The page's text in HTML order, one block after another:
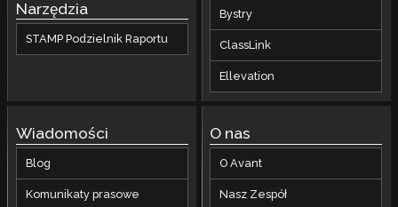
Narzędzia
STAMP Podzielnik Raportu
Bystry
ClassLink
Ellevation
Wiadomości
Blog
Komunikaty prasowe
O nas
O Avant
Nasz Zespół